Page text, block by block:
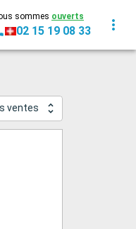
sommes ouverts
02 15 19 08 33
ventes